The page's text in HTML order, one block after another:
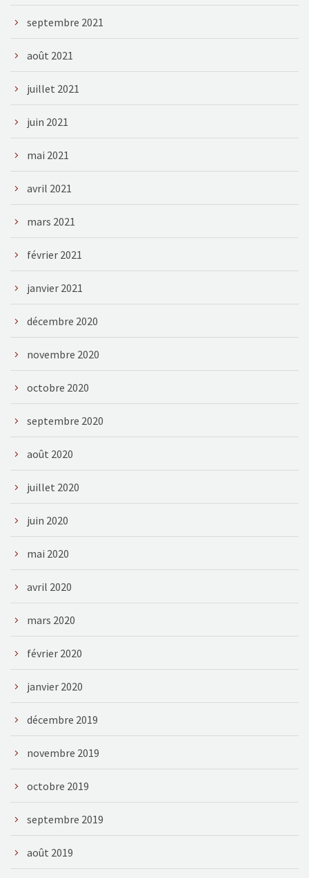
septembre 2021
août 2021
juillet 2021
juin 2021
mai 2021
avril 2021
mars 2021
février 2021
janvier 2021
décembre 2020
novembre 2020
octobre 2020
septembre 2020
août 2020
juillet 2020
juin 2020
mai 2020
avril 2020
mars 2020
février 2020
janvier 2020
décembre 2019
novembre 2019
octobre 2019
septembre 2019
août 2019